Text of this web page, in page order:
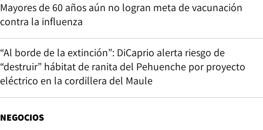
Mayores de 60 años aún no logran meta de vacunación
contra la influenza
“Al borde de la extinción”: DiCaprio alerta riesgo de
“destruir” hábitat de ranita del Pehuenche por proyecto
eléctrico en la cordillera del Maule
NEGOCIOS